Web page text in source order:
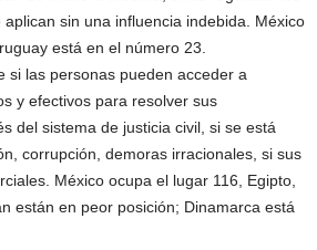
sin una influencia indebida. México
está en el número 23.
si las personas pueden acceder a
y efectivos para resolver sus
del sistema de justicia civil, si se está
corrupción, demoras irracionales, si sus
México ocupa el lugar 116, Egipto,
están en peor posición; Dinamarca está